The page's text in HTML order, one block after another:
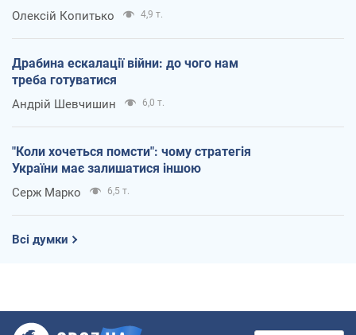
Олексій Копитько 4,9 т.
Драбина ескалації війни: до чого нам
треба готуватися
Андрій Шевчишин 6,0 т.
"Коли хочеться помсти": чому стратегія
України має залишатися іншою
Серж Марко 6,5 т.
Всі думки